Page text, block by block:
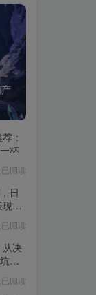
：
杯
阅读
日
突
阅读
从决
全
阅读